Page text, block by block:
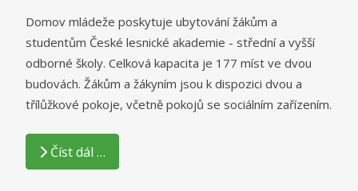
Domov mládeže poskytuje ubytování žákům a
studentům České lesnické akademie - střední a vyšší
odborné školy. Celková kapacita je 177 míst ve dvou
budovách. Žákům a žákyním jsou k dispozici dvou a
třílůžkové pokoje, včetně pokojů se sociálním zařízením.
Číst dál …